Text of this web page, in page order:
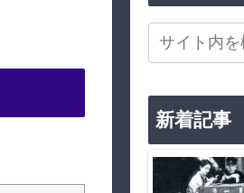
新着記事